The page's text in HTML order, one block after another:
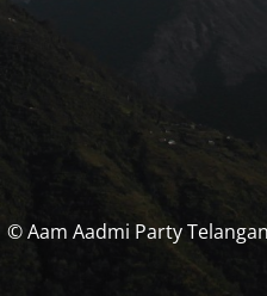
© Aam Aadmi Party